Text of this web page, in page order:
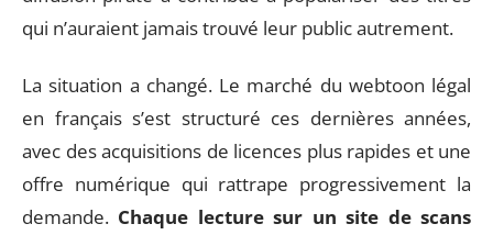
qui n’auraient jamais trouvé leur public autrement.
La situation a changé. Le marché du webtoon légal
en français s’est structuré ces dernières années,
avec des acquisitions de licences plus rapides et une
offre numérique qui rattrape progressivement la
demande. Chaque lecture sur un site de scans